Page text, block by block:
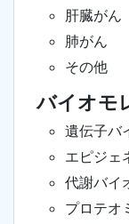
肝臓がん
肺がん
その他
バイオモ
遺伝子バ
エピジェ
代謝バイ
プロテオ